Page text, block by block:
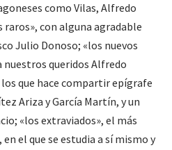
como Vilas, Alfredo
raros», con alguna agradable
Julio Donoso; «los nuevos
nuestros queridos Alfredo
que hace compartir epígrafe
Ariza y García Martín, y un
«los extraviados», el más
el que se estudia a sí mismo y